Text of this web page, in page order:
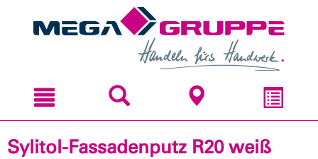
Sylitol-Fassadenputz R20 weiß